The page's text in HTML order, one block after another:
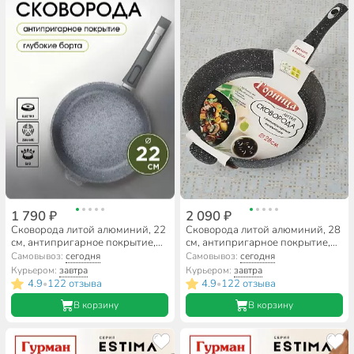
1 790 ₽
Сковорода литой алюминий, 22
см, антипригарное покрытие,
Мечта, Premium grey, серая,
съемная ручка, 022901
Самовывоз:сегодня
Курьером:завтра
4.9•122 отзыва
В корзину
2 090 ₽
Сковорода литой алюминий, 28
см, антипригарное покрытие,
Горница, Гранит, съемная ручка,
с2853аг
Самовывоз: сегодня
Курьером: завтра
4.9•122 отзыва
В корзину